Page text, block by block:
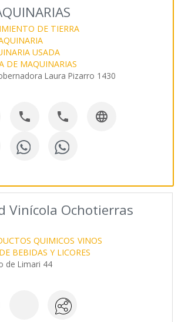
DE TIERRA
USADA
DE MAQUINARIAS
Laura Pizarro 1430
  
Vinícola Ochotierras
QUIMICOS VINOS
BEBIDAS Y LICORES
de Limari 44